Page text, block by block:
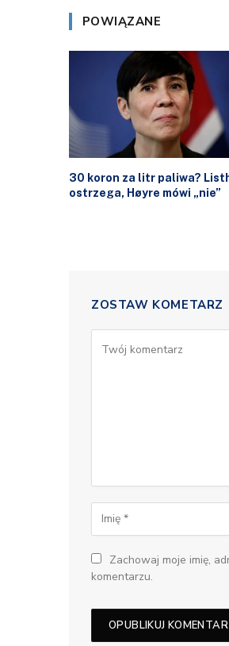
POWIĄZANE
30 koron za litr paliwa?
ostrzega, Høyre mówi „nie”
ZOSTAW KOMETARZ
Zachowaj moje imię,
komentarzu.